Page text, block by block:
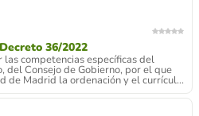
36/2022
competencias específicas del
Consejo de Gobierno, por el que
de Madrid la ordenación y el currícul...